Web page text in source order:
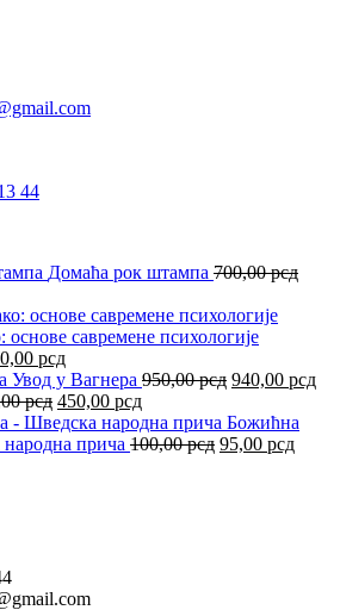
44
Домаћа рок штампа 700,00рсд
основе савремене психологије
рсд.
рсдТренутна
цена
је:
1.170,00 рсд.
Увод у Вагнера 950,00рсд Оригинална
је
била:
940,00 рсд
рсд Оригинална
цена
је
450,00 рсдТренутна
цена
је:
Божићна
прича 100,00рсд Оригинална
95,00 рсд